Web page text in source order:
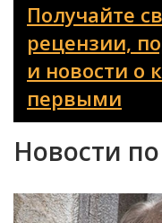
Получайте
рецензии,
и новости о
первыми
Новости